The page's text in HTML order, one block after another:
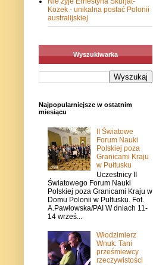
Kozek - unikalna postać Polonii
australijskiej
Wyszukiwarka
Najpopularniejsze w ostatnim
miesiącu
II Światowe
Forum Nauki
Polskiej poza
Granicami Kraju
w Pułtusku
Uczestnicy II
Światowego Forum Nauki
Polskiej poza Granicami Kraju w
Domu Polonii w Pułtusku. Fot.
A.Pawłowska/PAI W dniach 11-
14 wrześ...
Włodzimierz
Wnuk: Tani
prześmiewcy
rzeczywistości